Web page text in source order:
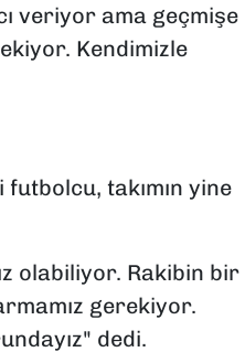
veriyor ama geçmişe
Kendimizle
takımın yine
olabiliyor. Rakibin bir
gerekiyor.
dedi.